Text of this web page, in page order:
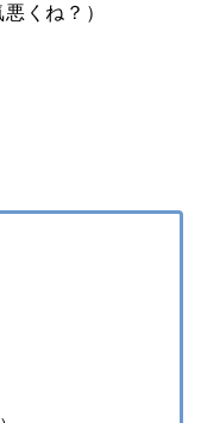
くね？）